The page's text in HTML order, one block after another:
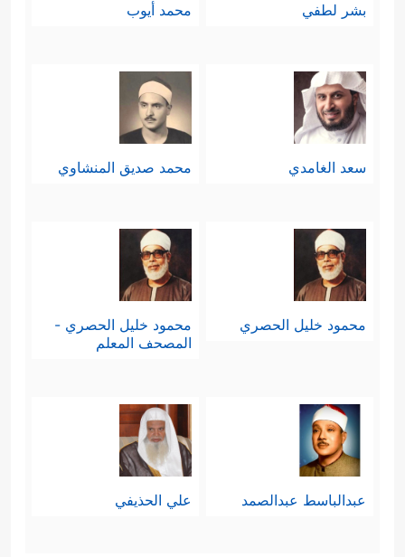
بشر لطفي محمد أيوب
سعد الغامدي محمد صديق المنشاوي
محمود خليل الحصري
محمود خليل الحصري -
المصحف المعلم
عبدالباسط عبدالصمد علي الحذيفي